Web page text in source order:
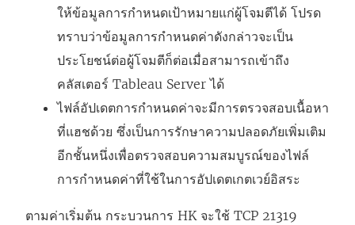
ให้ข้อมูลการกำหนดเป้าหมายแก่ผู้โจมตีได้ โปรด
ทราบว่าข้อมูลการกำหนดค่าดังกล่าวจะเป็น
ประโยชน์ต่อผู้โจมตีก็ต่อเมื่อสามารถเข้าถึง
คลัสเตอร์ Tableau Server ได้
ไฟล์อัปเดตการกำหนดค่าจะมีการตรวจสอบเนื้อหา
ที่แฮชด้วย ซึ่งเป็นการรักษาความปลอดภัยเพิ่มเติม
อีกชั้นหนึ่งเพื่อตรวจสอบความสมบูรณ์ของไฟล์
การกำหนดค่าที่ใช้ในการอัปเดตเกตเวย์อิสระ
ตามค่าเริ่มต้น กระบวนการ HK จะใช้ TCP 21319